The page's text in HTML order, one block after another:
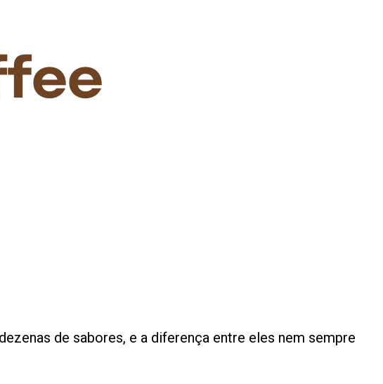
de sabores, e a diferença entre eles nem sempre